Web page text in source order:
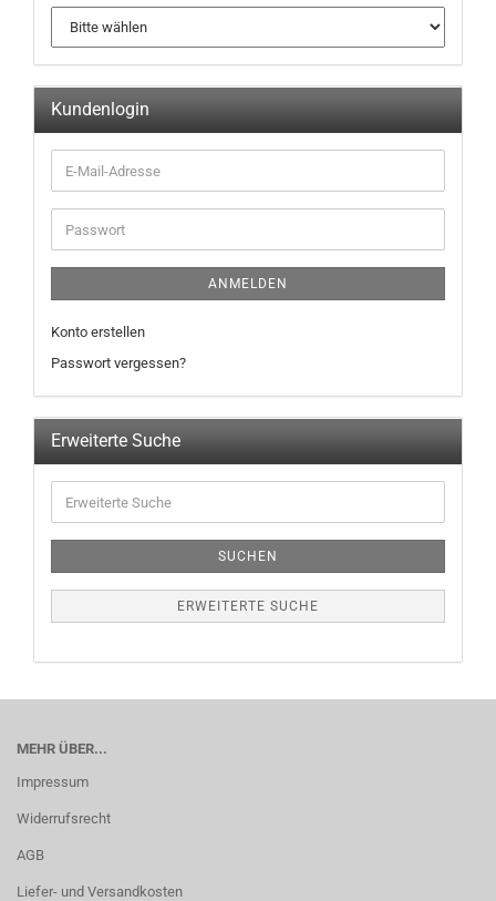
Kundenlogin
ANMELDEN
Konto erstellen
Passwort vergessen?
Erweiterte Suche
SUCHEN
ERWEITERTE SUCHE
MEHR ÜBER...
Impressum
Widerrufsrecht
AGB
Liefer- und Versandkosten